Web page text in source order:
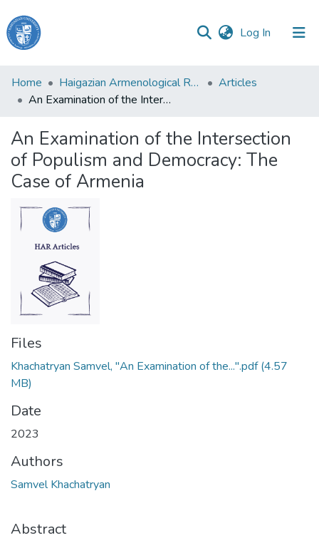
Log In (current)
Haigazian
University
&
Collections
All of DSpace
Home Haigazian Armenological Review
Articles
An Examination of the Intersection of Populism and Democracy: The Case of Armenia
An Examination of the Intersection
of Populism and Democracy: The
Case of Armenia
Files
Khachatryan Samvel, "An Examination of the...".pdf(4.57
MB)
Date
2023
Authors
Samvel Khachatryan
Abstract